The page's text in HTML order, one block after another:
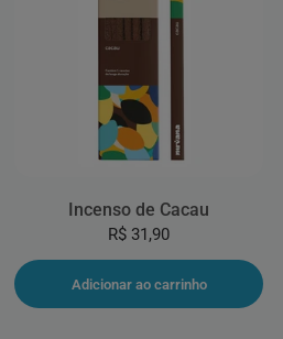
Incenso de Cacau
R$ 31,90
Adicionar ao carrinho